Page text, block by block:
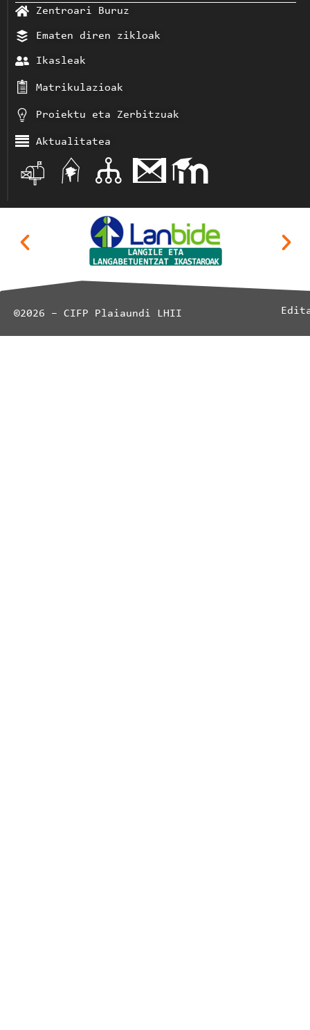
Zentroari Buruz
Ematen diren zikloak
Ikasleak
Matrikulazioak
Proiektu eta Zerbitzuak
Aktualitatea
©2026 – CIFP Plaiaundi LHII